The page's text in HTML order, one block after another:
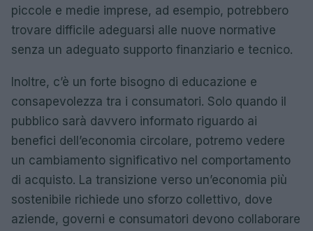
piccole e medie imprese, ad esempio, potrebbero
trovare difficile adeguarsi alle nuove normative
senza un adeguato supporto finanziario e tecnico.
Inoltre, c’è un forte bisogno di educazione e
consapevolezza tra i consumatori. Solo quando il
pubblico sarà davvero informato riguardo ai
benefici dell’economia circolare, potremo vedere
un cambiamento significativo nel comportamento
di acquisto. La transizione verso un’economia più
sostenibile richiede uno sforzo collettivo, dove
aziende, governi e consumatori devono collaborare